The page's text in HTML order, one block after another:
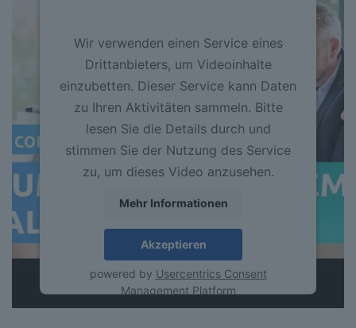
Wir verwenden einen Service eines
Drittanbieters, um Videoinhalte
einzubetten. Dieser Service kann Daten
zu Ihren Aktivitäten sammeln. Bitte
lesen Sie die Details durch und
stimmen Sie der Nutzung des Service
zu, um dieses Video anzusehen.
Mehr Informationen
Akzeptieren
powered by Usercentrics Consent
Management Platform